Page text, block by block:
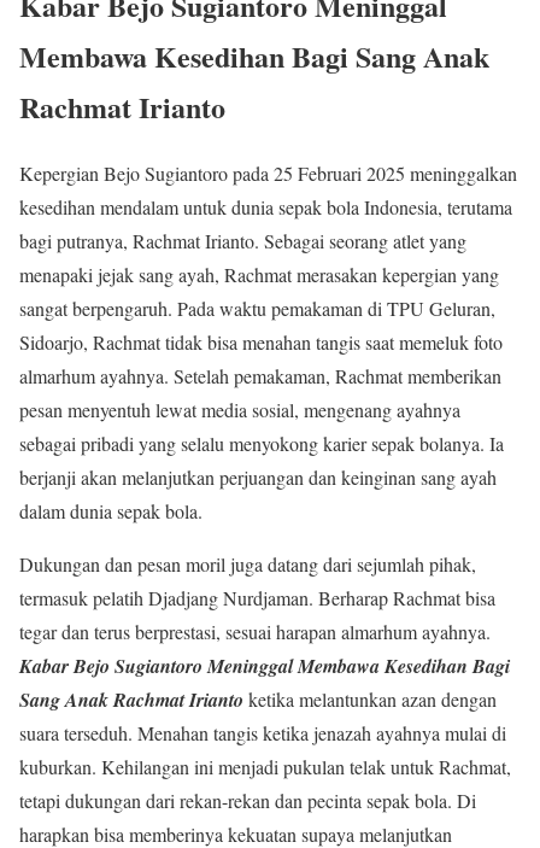
Membawa Kesedihan Bagi Sang Anak
Rachmat Irianto
Kepergian Bejo Sugiantoro pada 25 Februari 2025 meninggalkan
kesedihan mendalam untuk dunia sepak bola Indonesia, terutama
bagi putranya, Rachmat Irianto. Sebagai seorang atlet yang
menapaki jejak sang ayah, Rachmat merasakan kepergian yang
sangat berpengaruh. Pada waktu pemakaman di TPU Geluran,
Sidoarjo, Rachmat tidak bisa menahan tangis saat memeluk foto
almarhum ayahnya. Setelah pemakaman, Rachmat memberikan
pesan menyentuh lewat media sosial, mengenang ayahnya
sebagai pribadi yang selalu menyokong karier sepak bolanya. Ia
berjanji akan melanjutkan perjuangan dan keinginan sang ayah
dalam dunia sepak bola.
Dukungan dan pesan moril juga datang dari sejumlah pihak,
termasuk pelatih Djadjang Nurdjaman. Berharap Rachmat bisa
tegar dan terus berprestasi, sesuai harapan almarhum ayahnya.
Kabar Bejo Sugiantoro Meninggal Membawa Kesedihan Bagi
Sang Anak Rachmat Irianto ketika melantunkan azan dengan
suara terseduh. Menahan tangis ketika jenazah ayahnya mulai di
kuburkan. Kehilangan ini menjadi pukulan telak untuk Rachmat,
tetapi dukungan dari rekan-rekan dan pecinta sepak bola. Di
harapkan bisa memberinya kekuatan supaya melanjutkan